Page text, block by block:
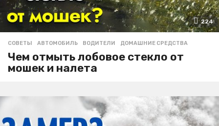
224
СОВЕТЫ АВТОМОБИЛЬ ,ВОДИТЕЛИ ,ДОМАШНИЕ СРЕДСТВА
Чем отмыть лобовое стекло от
мошек и налета